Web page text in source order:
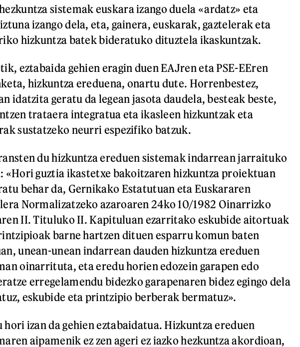
sistemak euskara izango duela «ardatz» eta
izango dela, eta, gainera, euskarak, gaztelerak eta
hizkuntza batek bideratuko dituztela ikaskuntzak.
eztabaida gehien eragin duen EAJren eta PSE-EEren
hizkuntza ereduena, onartu dute. Horrenbestez,
idatzita geratu da legean jasota daudela, besteak beste,
trataera integratua eta ikasleen hizkuntzak eta
sustatzeko neurri espezifiko batzuk.
du hizkuntza ereduen sistemak indarrean jarraituko
«Hori guztia ikastetxe bakoitzaren hizkuntza proiektuan
behar da, Gernikako Estatutuan eta Euskararen
Normalizatzeko azaroaren 24ko 10/1982 Oinarrizko
II. Tituluko II. Kapituluan ezarritako eskubide aitortuak
barne hartzen dituen esparru komun baten
unean-unean indarrean dauden hizkuntza ereduen
oinarrituta, eta eredu horien edozein garapen edo
erregelamendu bidezko garapenaren bidez egingo dela
eskubide eta printzipio berberak bermatuz».
hori izan da gehien eztabaidatua. Hizkuntza ereduen
aipamenik ez zen ageri ez iazko hezkuntza akordioan,